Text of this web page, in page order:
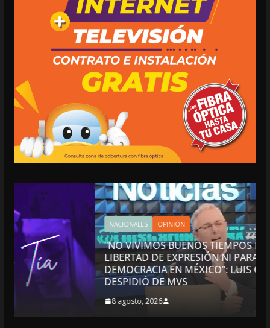
NACIONALES OPINIÓN
“NO VIVIMOS BUENOS TIEMPOS PARA LA
LIBERTAD DE EXPRESIÓN NI PARA LA
DEMOCRACIA EN MÉXICO”: LUIS CÁRDENAS; SE
DESPIDIÓ DE MVS
8 agosto, 2026